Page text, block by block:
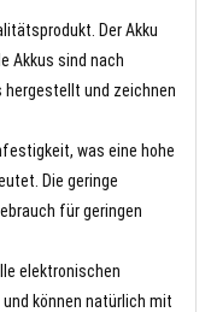
Der Akku
Akkus sind nach
und zeichnen
was eine hohe
Die geringe
für geringen
elektronischen
können natürlich mit